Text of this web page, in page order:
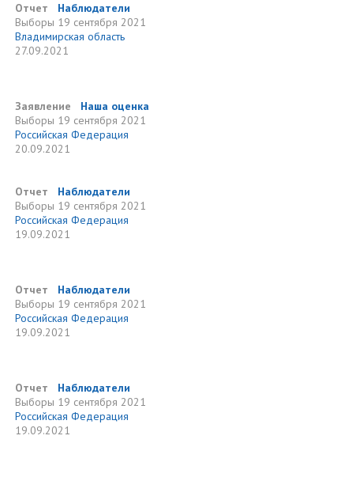
Отчет
Наблюдатели
Выборы 19 сентября 2021
Владимирская область
27.09.2021
Заявление
Наша оценка
Выборы 19 сентября 2021
Российская Федерация
20.09.2021
Отчет
Наблюдатели
Выборы 19 сентября 2021
Российская Федерация
19.09.2021
Отчет
Наблюдатели
Выборы 19 сентября 2021
Российская Федерация
19.09.2021
Отчет
Наблюдатели
Выборы 19 сентября 2021
Российская Федерация
19.09.2021